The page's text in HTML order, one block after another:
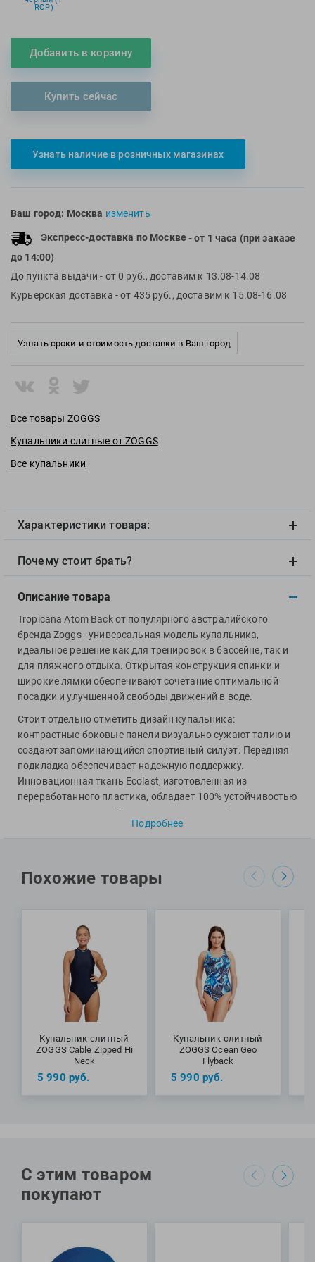
Multipower
Nivea
Octane Fitness
Oness Sport
Original FitTools
Paterra
Tanita
Tekmar
Triswim
Turbo
TUSA
TYR
Under Armour
Vivobarefoot
Waboba
ZOGGS
ZONE3
Издательство "Эксмо"
Издательство «Тулома»
Спортивный Элемент
Фитосила
ROP)
Добавить в корзину
Купить сейчас
Узнать наличие в розничных магазинах
Ваш город: Москва изменить
Экспресс-доставка по Москве - от 1 часа (при заказе
до 14:00)
До пункта выдачи - от 0 руб., доставим к 13.08-14.08
Курьерская доставка - от 435 руб., доставим к 15.08-16.08
Узнать сроки и стоимость доставки в Ваш город
Все товары ZOGGS
Купальники слитные от ZOGGS
Все купальники
Характеристики товара:
Почему стоит брать?
Описание товара
Tropicana Atom Back от популярного австралийского
бренда Zoggs - универсальная модель купальника,
идеальное решение как для тренировок в бассейне, так и
для пляжного отдыха. Открытая конструкция спинки и
широкие лямки обеспечивают сочетание оптимальной
посадки и улучшенной свободы движений в воде.
Стоит отдельно отметить дизайн купальника:
контрастные боковые панели визуально сужают талию и
создают запоминающийся спортивный силуэт. Передняя
подкладка обеспечивает надежную поддержку.
Инновационная ткань Ecolast, изготовленная из
переработанного пластика, обладает 100% устойчивостью
к негативному воздействию хлора и ультрафиолета, за
счет чего купальник не выцветает и не деформируется
Специалисты Proswim рекомендуют купальник Tropicana
МАТЕРИАЛЫ: 82% переработанный полиэстер, 18%
Подробнее
Похожие товары
Купальник слитный
ZOGGS Cable Zipped Hi
Neck
5 990 руб.
Купальник слитный
ZOGGS Ocean Geo
Flyback
5 990 руб.
С этим товаром
покупают